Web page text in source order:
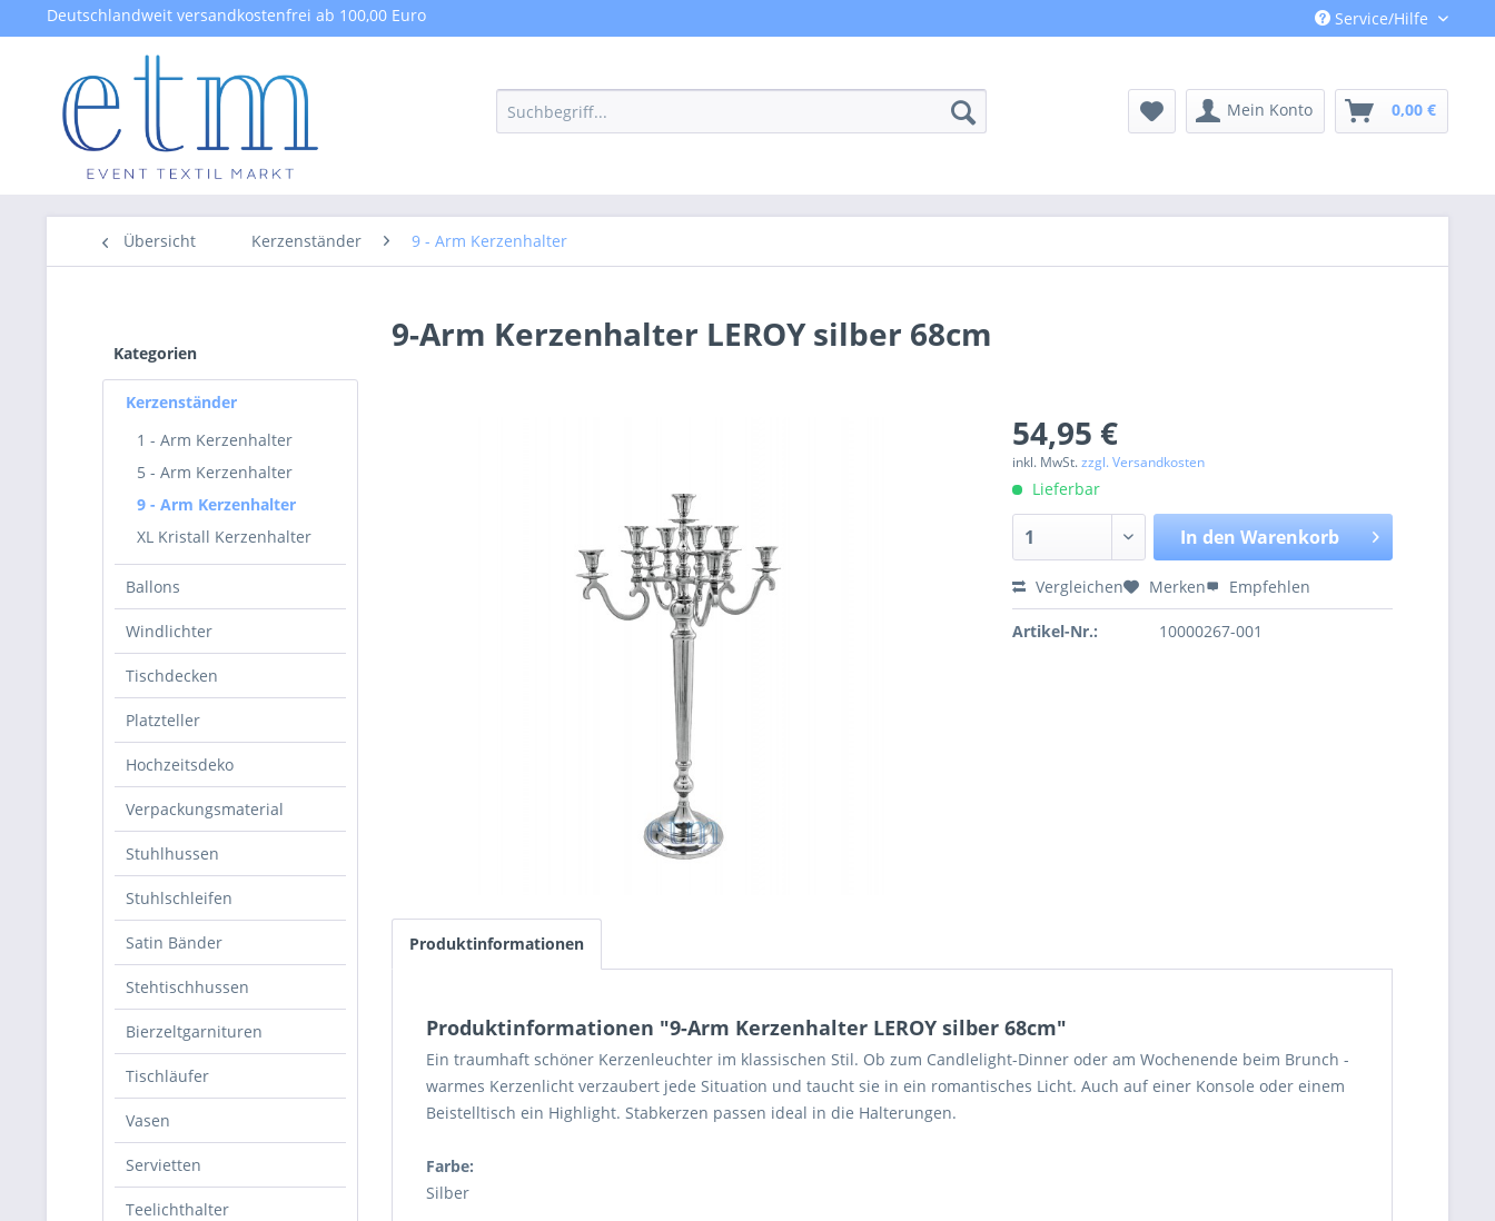
Deutschlandweit versandkostenfrei ab 100,00 Euro Service/Hilfe
Mein Konto 0,00 €
Übersicht Kerzenständer 9 - Arm Kerzenhalter
Kategorien
Kerzenständer
1 - Arm Kerzenhalter
5 - Arm Kerzenhalter
9 - Arm Kerzenhalter
XL Kristall Kerzenhalter
Ballons
Windlichter
Tischdecken
Platzteller
Hochzeitsdeko
Verpackungsmaterial
Stuhlhussen
Stuhlschleifen
Satin Bänder
Stehtischhussen
Bierzeltgarnituren
Tischläufer
Vasen
Servietten
Teelichthalter
9-Arm Kerzenhalter LEROY silber 68cm
54,95 €
inkl. MwSt.zzgl. Versandkosten
Lieferbar
In den Warenkorb
Vergleichen Merken Empfehlen
Artikel-Nr.: 10000267-001
Produktinformationen
Produktinformationen "9-Arm Kerzenhalter LEROY silber 68cm"
Ein traumhaft schöner Kerzenleuchter im klassischen Stil. Ob zum Candlelight-Dinner oder am Wochenende beim Brunch -
warmes Kerzenlicht verzaubert jede Situation und taucht sie in ein romantisches Licht. Auch auf einer Konsole oder einem
Beistelltisch ein Highlight. Stabkerzen passen ideal in die Halterungen.
Farbe:
Silber